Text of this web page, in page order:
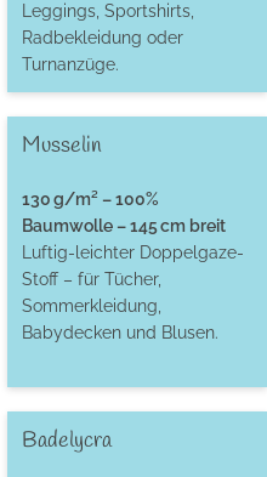
Leggings, Sportshirts,
Radbekleidung oder
Turnanzüge.
Musselin
130 g/m² – 100%
Baumwolle – 145 cm breit
Luftig-leichter Doppelgaze-
Stoff – für Tücher,
Sommerkleidung,
Babydecken und Blusen.
Badelycra